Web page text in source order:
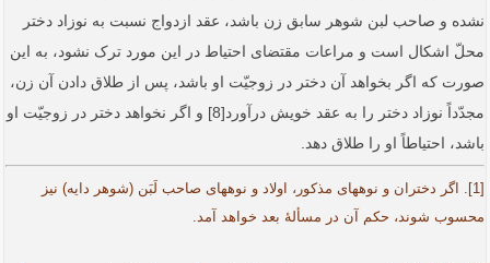
نشده و صاحب لبن شوهر سابق زن باشد، عقد ازدواج نسبت به نوزاد دختر
محلّ اشکال است و مراعات مقتضای احتیاط در این مورد ترک نشود، به این
صورت که اگر بخواهد آن دختر در زوجیّت او باشد، ‌پس از طلاق دادن آن زن،
مجدّداً نوزاد دختر را به عقد خویش درآورد[8] و اگر نخواهد دختر در زوجیّت او
باشد، احتیاطاً‌ او را طلاق دهد.
[1]. اگر دختران و نوه­های مذکور، اولاد و نوه­های صاحب لَبَن (شوهر دایه) نیز
محسوب شوند، حکم آن در مسألۀ بعد خواهد آمد.